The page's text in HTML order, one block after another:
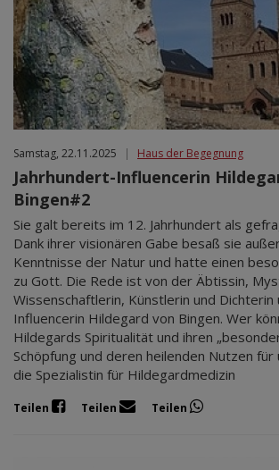
Samstag, 22.11.2025 | Haus der Begegnung
Jahrhundert-Influencerin
Bingen#2
Sie galt bereits im 12. Jahrhundert als
Dank ihrer visionären Gabe besaß sie
Kenntnisse der Natur und hatte einen
zu Gott. Die Rede ist von der Äbtissin,
Wissenschaftlerin, Künstlerin und Dichterin
Influencerin Hildegard von Bingen. Wer
Hildegards Spiritualität und ihren
Schöpfung und deren heilenden Nutzen für
die Spezialistin für Hildegardmedizin
Teilen Teilen Teilen